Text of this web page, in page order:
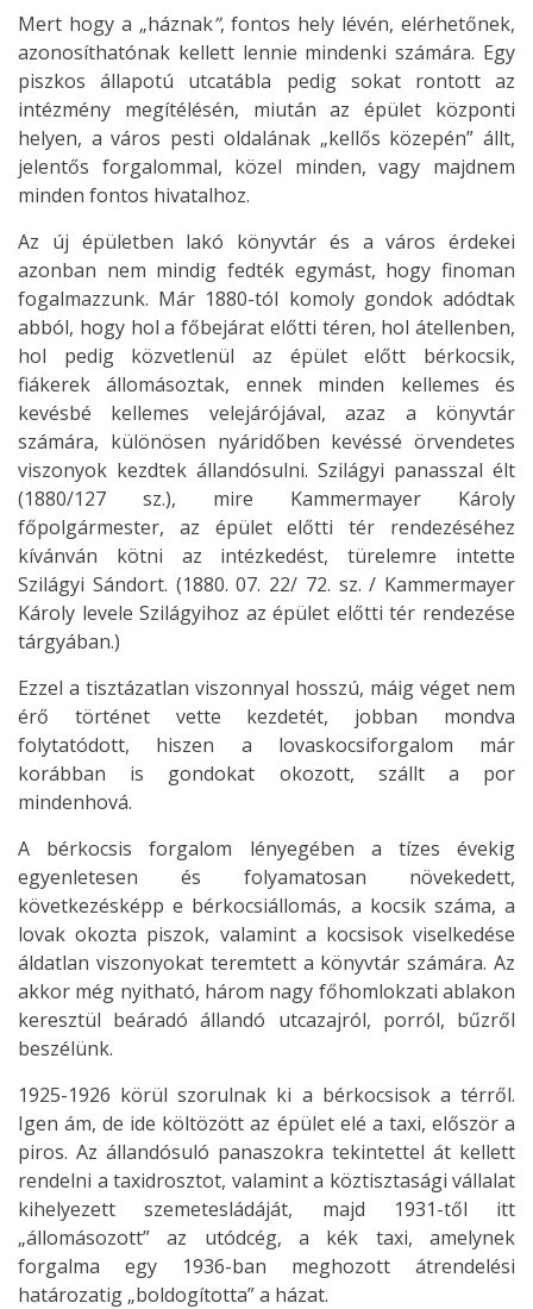
Mert hogy a „háznak”, fontos hely lévén, elérhetőnek,
azonosíthatónak kellett lennie mindenki számára. Egy
piszkos állapotú utcatábla pedig sokat rontott az
intézmény megítélésén, miután az épület központi
helyen, a város pesti oldalának „kellős közepén” állt,
jelentős forgalommal, közel minden, vagy majdnem
minden fontos hivatalhoz.
Az új épületben lakó könyvtár és a város érdekei
azonban nem mindig fedték egymást, hogy finoman
fogalmazzunk. Már 1880-tól komoly gondok adódtak
abból, hogy hol a főbejárat előtti téren, hol átellenben,
hol pedig közvetlenül az épület előtt bérkocsik,
fiákerek állomásoztak, ennek minden kellemes és
kevésbé kellemes velejárójával, azaz a könyvtár
számára, különösen nyáridőben kevéssé örvendetes
viszonyok kezdtek állandósulni. Szilágyi panasszal élt
(1880/127 sz.), mire Kammermayer Károly
főpolgármester, az épület előtti tér rendezéséhez
kívánván kötni az intézkedést, türelemre intette
Szilágyi Sándort. (1880. 07. 22/ 72. sz. / Kammermayer
Károly levele Szilágyihoz az épület előtti tér rendezése
tárgyában.)
Ezzel a tisztázatlan viszonnyal hosszú, máig véget nem
érő történet vette kezdetét, jobban mondva
folytatódott, hiszen a lovaskocsiforgalom már
korábban is gondokat okozott, szállt a por
mindenhová.
A bérkocsis forgalom lényegében a tízes évekig
egyenletesen és folyamatosan növekedett,
következésképp e bérkocsiállomás, a kocsik száma, a
lovak okozta piszok, valamint a kocsisok viselkedése
áldatlan viszonyokat teremtett a könyvtár számára. Az
akkor még nyitható, három nagy főhomlokzati ablakon
keresztül beáradó állandó utcazajról, porról, bűzről
beszélünk.
1925-1926 körül szorulnak ki a bérkocsisok a térről.
Igen ám, de ide költözött az épület elé a taxi, először a
piros. Az állandósuló panaszokra tekintettel át kellett
rendelni a taxidrosztot, valamint a köztisztasági vállalat
kihelyezett szemetesládáját, majd 1931-től itt
„állomásozott” az utódcég, a kék taxi, amelynek
forgalma egy 1936-ban meghozott átrendelési
határozatig „boldogította” a házat.